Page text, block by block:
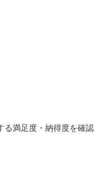
る満足度・納得度を確認